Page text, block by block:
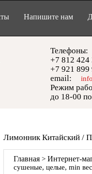
Напишите нам
Телефоны:
+7 812 424
+7 921 899
email:
Режим
до 18-00
Лимонник Китайский /
Главная> Интернет-
сушеные, целые, min